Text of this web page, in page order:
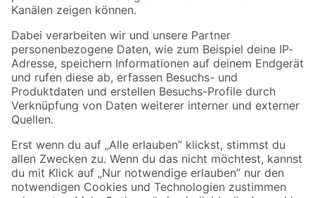
Folge uns
Zahlungsarten Versandarten
Sicher einkaufen
Jetzt die toom-App herunterladen